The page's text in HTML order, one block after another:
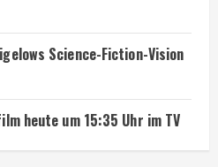
Science-Fiction-Vision
heute um 15:35 Uhr im TV